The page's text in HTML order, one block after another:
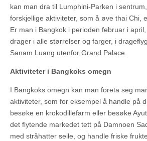
kan man dra til Lumphini-Parken i
forskjellige aktiviteter, som å øve thai Chi,
Er man i Bangkok i perioden februar i
drager i alle størrelser og farger, i
Sanam Luang utenfor Grand Palace.
Aktiviteter i Bangkoks omegn
I Bangkoks omegn kan man foreta seg
aktiviteter, som for eksempel å handle på
besøke en krokodillefarm eller besøke
det flytende markedet tett på Damnoen
med stråhatter seile, og handle friske